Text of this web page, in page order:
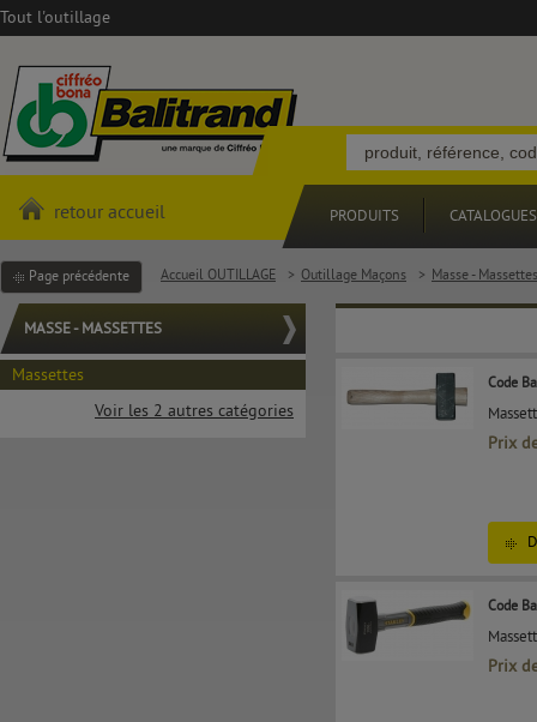
Tout l'outillage
retour accueil PRODUITS CATALOGUES
Page précédente Accueil OUTILLAGE > Outillage Maçons > Masse - Massettes
MASSE - MASSETTES
Massettes
Voir les 2 autres catégories
Code
Prix
Code
Prix